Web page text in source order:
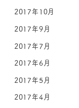
2017年10月
2017年9月
2017年7月
2017年6月
2017年5月
2017年4月